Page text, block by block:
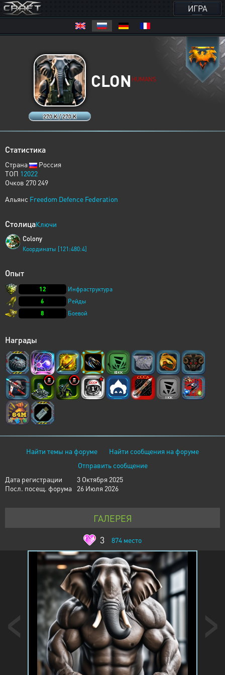
ИГРА
270 K / 270 K
CLON HUMANS
Статистика
Страна
Россия
ТОП 12022
Очков 270 249
Альянс Freedom Defence Federation
СтолицаКлючи
Colony
Координаты [121:480:4]
Опыт
12
Инфраструктура
6
Рейды
8
Боевой
Награды
Найти темы на форуме
Найти сообщения на форуме
Отправить сообщение
Дата регистрации
3 Октября 2025
Посл. посещ. форума
26 Июля 2026
ГАЛЕРЕЯ
3
874 место